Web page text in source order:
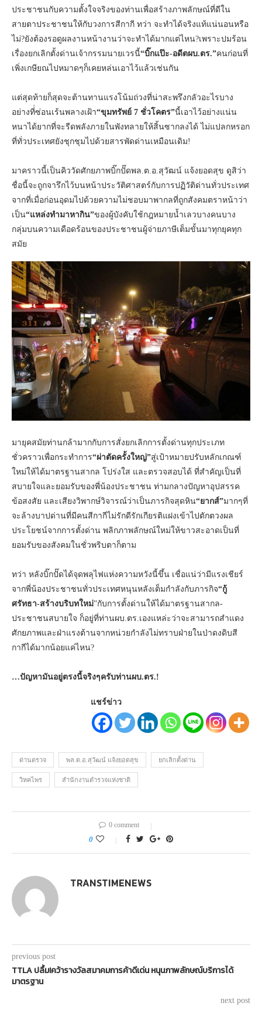
ประชาชนกับความตั้งใจจริงของท่านเพื่อสร้างภาพลักษณ์ที่ดีใน
สายตาประชาชนให้กับวงการสีกากี ทว่า จะทำได้จริงแท้แน่นอนหรือ
ไม่?ยังต้องรอดูผลงานหน้างานว่าจะทำได้มากแต่ไหน?เพราะปมร้อน
เรื่องยกเลิกตั้งด่านเจ้ากรรมนายเวรนี้“บิ๊กแป๊ะ-อดีตผบ.ตร.”คนก่อนที่
เพิ่งเกษียณไปหมาดๆก็เคยหล่นเอาไว้แล้วเช่นกัน
แต่สุดท้ายก็สุดจะต้านทานแรงโน้มถ่วงที่น่าสะพรึงกลัวอะไรบาง
อย่างที่่ซ่อนเร้นพลางเฝ้า“ขุมทรัพย์ 7 ชั่วโคตร”นี้เอาไว้อย่างแน่น
หนาได้ยากที่จะรีดพลังภายในพังทลายให้สิ้นซากลงได้ ไม่แปลกหรอก
ที่ทั่วประเทศยังชุกชุมไปด้วยสารพัดด่านเหมือนเดิม!
มาคราวนี้เป็นคิววัดศักยภาพบิ๊กปั๊ดพล.ต.อ.สุวัฒน์ แจ้งยอดสุข ดูสิว่า
ชื่อนี้จะถูกจารึกไว้บนหน้าประวัติศาสตร์กับการปฏิวัติด่านทั่วประเทศ
จากที่เมื่อก่อนอุดมไปด้วยความไม่ชอบมาพากลที่ถูกสังคมตราหน้าว่า
เป็น“แหล่งทำมาหากิน”ของผู้บังคับใช้กฎหมายน้ำเลวบางคนบาง
กลุ่มบนความเดือดร้อนของประชาชนผู้จ่ายภาษีเต็มขั้นมาทุกยุคทุก
สมัย
มายุคสมัยท่านกล้ามากกับการสั่งยกเลิกการตั้งด่านทุกประเภท
ชั่วคราวเพื่อกระทำการ“ผ่าตัดครั้งใหญ่”สู่เป้าหมายปรับหลักเกณฑ์
ใหม่ให้ได้มาตรฐานสากล โปร่งใส และตรวจสอบได้ ที่สำคัญเป็นที่
สบายใจและยอมรับของพี่น้องประชาชน ท่ามกลางปัญหาอุปสรรค
ข้อสงสัย และเสียงวิพากษ์วิจารณ์ว่าเป็นภารกิจสุดหิน“ยากส์”มากๆที่
จะล้างบาปด่านที่มีคนสีกากีไม่รักดีรักเกียรติแฝงเข้าไปตักตวงผล
ประโยชน์จากการตั้งด่าน พลิกภาพลักษณ์ใหม่ให้ขาวสะอาดเป็นที่
ยอมรับของสังคมในชั่วพริบตาก็ตาม
ทว่า หลังบิ๊กปั๊ดได้จุดพลุไฟแห่งความหวังนี้ขึ้น เชื่อแน่ว่ามีแรงเชียร์
จากพี่น้องประชาชนทั่วประเทศหนุนหลังเต็มกำลังกับภารกิจ“กู้
ศรัทธา-สร้างบริบทใหม่”กับการตั้งด่านให้ได้มาตรฐานสากล-
ประชาชนสบายใจ ก็อยู่ที่ท่านผบ.ตร.เองแหล่ะว่าจะสามารถสำแดง
ศักยภาพและฝ่าแรงต้านจากหน่วยกำลังไม่ทราบฝ่ายในป่าดงดิบสี
กากีได้มากน้อยแค่ไหน?
…ปัญหามันอยู่ตรงนี้จริงๆครับท่านผบ.ตร.!
แชร์ข่าว
ด่านตรวจ พล.ต.อ.สุวัฒน์ แจ้งยอดสุข ยกเลิกตั้งด่าน
วิหคไพร สำนักงานตำรวจแห่งชาติ
0 comment
0
TRANSTIMENEWS
previous post
TTLA ปลื้ม!คว้ารางวัลสมาคมการค้าดีเด่น หนุนภาพลักษณ์บริการได้
มาตรฐาน
next post